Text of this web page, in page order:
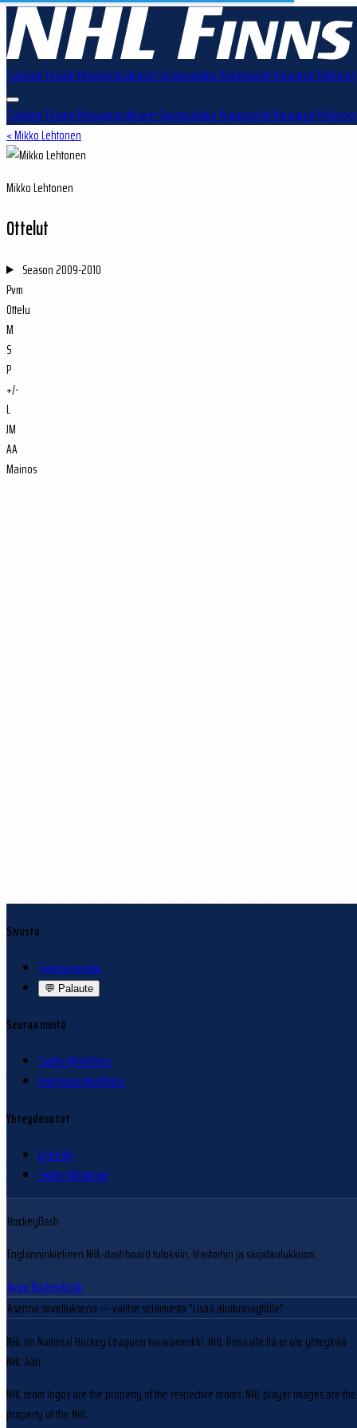
TuloksetTilastotPelaajatJoukkueetSarjataulukkoPudotuspelitVarauksetPalkinnot
TuloksetTilastotPelaajatJoukkueetSarjataulukkoPudotuspelitVarauksetPalkinnot
< Mikko Lehtonen
Mikko Lehtonen
Ottelut
Season2009-2010
Pvm
Ottelu
M
S
P
+/-
L
JM
AA
Mainos
Sivusto
Tietoja sivuista
💬 Palaute
Seuraa meitä
Twitter @nhlfinns
Instagram @nhlfinns
Yhteydenotot
LinkedIn
Twitter @hokram
HockeyDash
Englanninkielinen NHL-dashboard tuloksiin, tilastoihin ja sarjataulukkoon.
Avaa HockeyDash
Asenna sovelluksena — valitse selaimesta "Lisää aloitusnäytölle"
NHL on National Hockey Leaguen tavaramerkki. NHL-finns.site:llä ei ole yhteyksiä
NHL:ään.
NHL team logos are the property of the respective teams. NHL player images are the
property of the NHL.